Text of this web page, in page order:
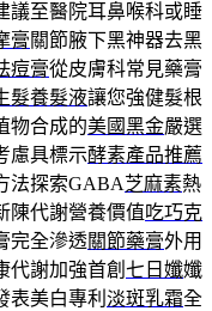
議至醫院耳鼻喉科或睡
膏關節腋下黑神器去黑
痘膏從皮膚科常見藥膏
髮養髮液讓您強健髮根
物合成的美國黑金嚴選
慮具標示酵素產品推薦
法探索GABA芝麻素熱
陳代謝營養價值吃巧克
完全滲透關節藥膏外用
代謝加強首創 七日孅孅
表美白專利 淡斑乳霜全